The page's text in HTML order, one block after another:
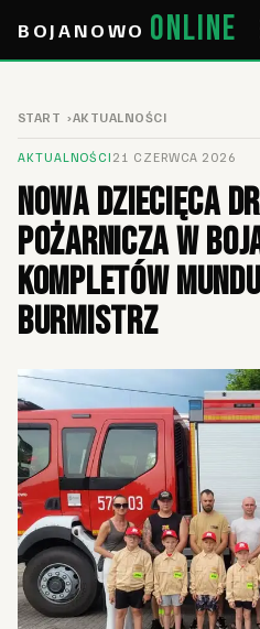
BOJANOWO ONLINE
START AKTUALNOŚCI
AKTUALNOŚCI 21 CZERWCA 2026
Nowa Dziecięca
Pożarnicza w
kompletów
burmistrz